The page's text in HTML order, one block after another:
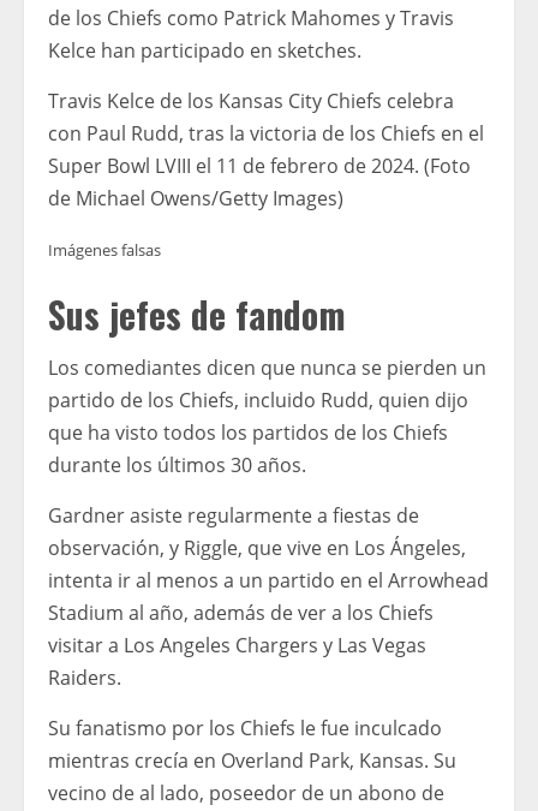
de los Chiefs como Patrick Mahomes y Travis
Kelce han participado en sketches.
Travis Kelce de los Kansas City Chiefs celebra
con Paul Rudd, tras la victoria de los Chiefs en el
Super Bowl LVIII el 11 de febrero de 2024. (Foto
de Michael Owens/Getty Images)
Imágenes falsas
Sus jefes de fandom
Los comediantes dicen que nunca se pierden un
partido de los Chiefs, incluido Rudd, quien dijo
que ha visto todos los partidos de los Chiefs
durante los últimos 30 años.
Gardner asiste regularmente a fiestas de
observación, y Riggle, que vive en Los Ángeles,
intenta ir al menos a un partido en el Arrowhead
Stadium al año, además de ver a los Chiefs
visitar a Los Angeles Chargers y Las Vegas
Raiders.
Su fanatismo por los Chiefs le fue inculcado
mientras crecía en Overland Park, Kansas. Su
vecino de al lado, poseedor de un abono de